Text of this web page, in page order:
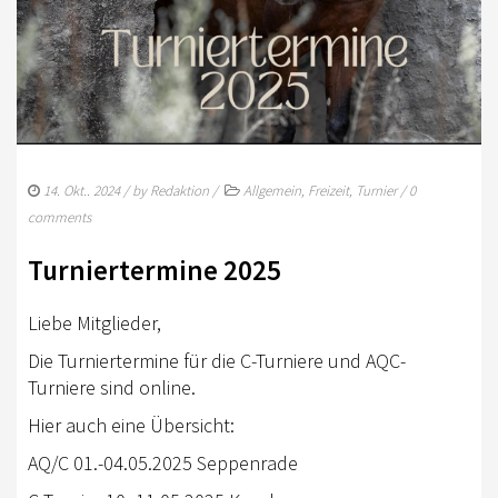
RHEINLAND-KADER 2025
TURNIERSPORT
TURNIERFACHLEUTE
TROPHY WERTUNG 2026
AKTIV IM RHEINLAND
TREFFPUNKTE IM RHEINLAND
AKTIVPASS
14. Okt.. 2024/ byRedaktion / Allgemein, Freizeit, Turnier/0
comments
Turniertermine 2025
Liebe Mitglieder,
Die Turniertermine für die C-Turniere und AQC-
Turniere sind online.
Hier auch eine Übersicht:
AQ/C 01.-04.05.2025 Seppenrade